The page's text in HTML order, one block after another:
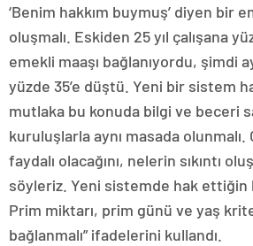
‘Benim hakkım buymuş’ diyen bir
oluşmalı. Eskiden 25 yıl çalışana
emekli maaşı bağlanıyordu, şimdi
yüzde 35’e düştü. Yeni bir sistem
mutlaka bu konuda bilgi ve beceri
kuruluşlarla aynı masada
faydalı olacağını, nelerin sıkıntı
söyleriz. Yeni sistemde hak ettiğin
Prim miktarı, prim günü ve yaş
bağlanmalı” ifadelerini kullandı.